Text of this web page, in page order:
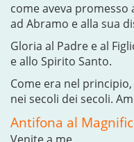
come aveva
ad Abramo e alla sua
Gloria al Padre e al
e allo Spirito Santo.
Come era nel
nei secoli dei secoli.
Antifona al